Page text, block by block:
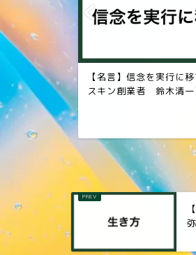
移す（ダ
一）
【名言】続ける（壱番
者 宗次徳二）